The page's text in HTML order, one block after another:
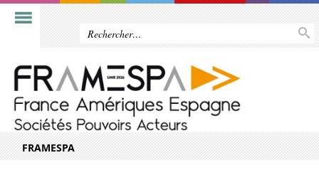
FRAMESPA